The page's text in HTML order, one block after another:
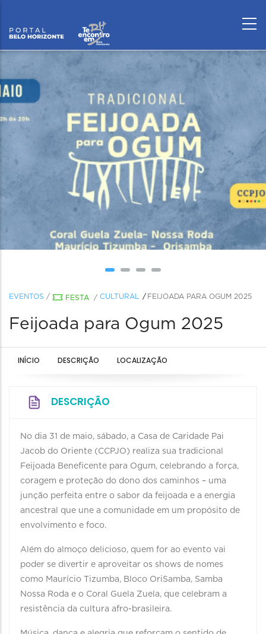
EVENTOS / FESTA / CULTURAL FEIJOADA PARA OGUM 2025
Feijoada para Ogum 2025
INÍCIO DESCRIÇÃO LOCALIZAÇÃO
DESCRIÇÃO
No dia 31 de maio, sábado, a Casa de Caridade Pai
Jacob do Oriente (CCPJO) realiza sua tradicional
Feijoada Beneficente para Ogum, celebrando a força,
coragem e proteção do dono dos caminhos – uma
junção perfeita entre o sabor da feijoada e a energia
ancestral que une a comunidade em um propósito de
envolvimento e foco.
Além do almoço delicioso, quem for ao evento vai
poder se divertir e aproveitar os shows de nomes
como Maurício Tizumba, Bloco OriSamba, Samba
Nossa Roda e o Coral Guela Zuela, que celebram a
resistência da cultura afro-brasileira.